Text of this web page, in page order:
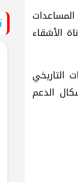
الأشقاء
التاريخي
الدعم